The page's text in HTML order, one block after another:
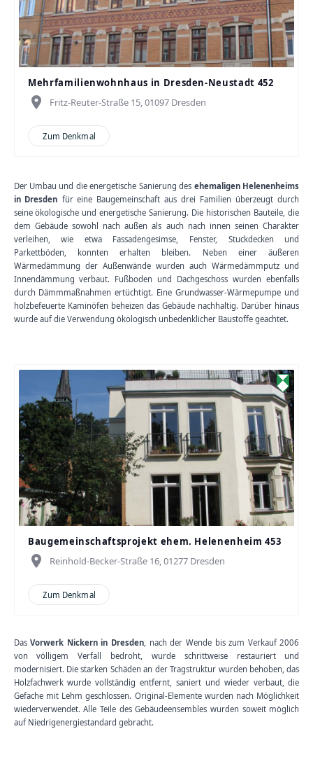
Mehrfamilienwohnhaus in Dresden-Neustadt 452
place Fritz-Reuter-Straße 15, 01097 Dresden
Zum Denkmal
Der Umbau und die energetische Sanierung des ehemaligen Helenenheims
in Dresden für eine Baugemeinschaft aus drei Familien überzeugt durch
seine ökologische und energetische Sanierung. Die historischen Bauteile, die
dem Gebäude sowohl nach außen als auch nach innen seinen Charakter
verleihen, wie etwa Fassadengesimse, Fenster, Stuckdecken und
Parkettböden, konnten erhalten bleiben. Neben einer äußeren
Wärmedämmung der Außenwände wurden auch Wärmedämmputz und
Innendämmung verbaut. Fußboden und Dachgeschoss wurden ebenfalls
durch Dämmmaßnahmen ertüchtigt. Eine Grundwasser-Wärmepumpe und
holzbefeuerte Kaminöfen beheizen das Gebäude nachhaltig. Darüber hinaus
wurde auf die Verwendung ökologisch unbedenklicher Baustoffe geachtet.
Baugemeinschaftsprojekt ehem. Helenenheim 453
place Reinhold-Becker-Straße 16, 01277 Dresden
Zum Denkmal
DasVorwerk Nickern in Dresden , nach der Wende bis zum Verkauf 2006
von völligem Verfall bedroht, wurde schrittweise restauriert und
modernisiert. Die starken Schäden an der Tragstruktur wurden behoben, das
Holzfachwerk wurde vollständig entfernt, saniert und wieder verbaut, die
Gefache mit Lehm geschlossen. Original-Elemente wurden nach Möglichkeit
wiederverwendet. Alle Teile des Gebäudeensembles wurden soweit möglich
auf Niedrigenergiestandard gebracht.